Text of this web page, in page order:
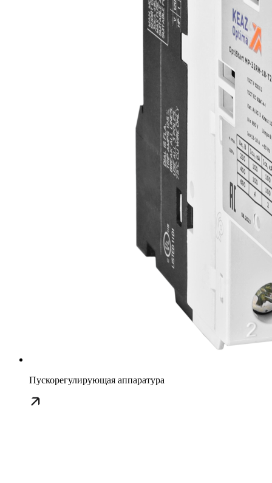
Пускорегулирующая аппаратура